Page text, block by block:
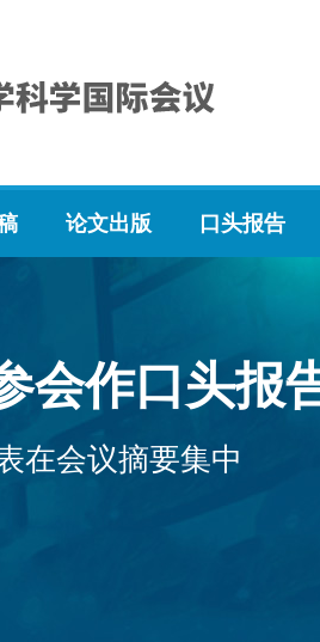
论文出版 口头报告
会作口头报
在会议摘要集中